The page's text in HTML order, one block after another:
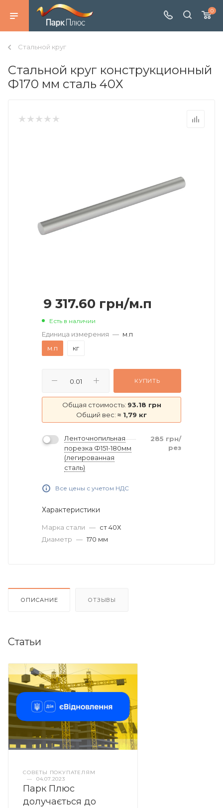
0
Стальной круг
Стальной круг конструкционный
Ф170 мм сталь 40Х
9 317.60 грн/м.п
Есть в наличии
Единица измерения — м.п
м.п
кг
КУПИТЬ
Общая стоимость: 93.18 грн
Общий вес: ≈ 1,79 кг
Ленточнопильная
порезка Ф151-180мм
(легированная
сталь)
285 грн/
рез
Все цены с учетом НДС
Характеристики
Марка стали — ст 40Х
Диаметр — 170 мм
ОПИСАНИЕ ОТЗЫВЫ
Статьи
СОВЕТЫ ПОКУПАТЕЛЯМ
—
04.07.2023
Парк Плюс
долучається до